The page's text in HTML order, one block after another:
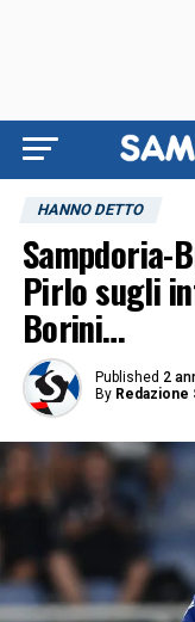
HANNO DETTO
Sampdoria-
Pirlo sugli
Borini…
Published 2
By Redazione